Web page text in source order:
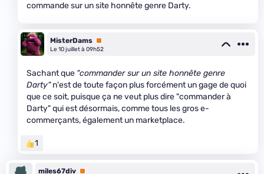
commande sur un site honnête genre Darty.
MisterDams Premium
Le 10 juillet à 09h52
Sachant que "commander sur un site honnête genre
Darty"n'est de toute façon plus forcément un gage de quoi
que ce soit, puisque ça ne veut plus dire "commander à
Darty" qui est désormais, comme tous les gros e-
commerçants, également un marketplace.
1
miles67div Premium